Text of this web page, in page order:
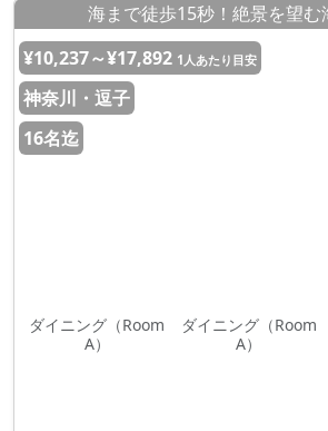
海まで徒歩15秒！絶景を望む
¥10,237～¥17,892 1人あたり目安
神奈川・逗子
16名迄
ダイニング（Room
A）
ダイニング（Room
A）